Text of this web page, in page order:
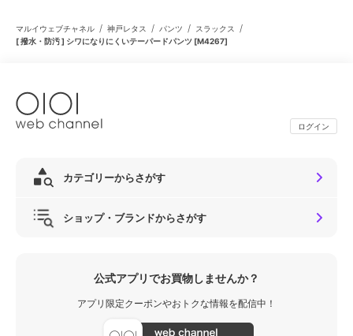
マルイウェブチャネル / 神戸レタス / パンツ / スラックス /
[ 撥水・防汚 ] シワになりにくいテーパードパンツ [M4267]
ログイン
カテゴリーからさがす
ショップ・ブランドからさがす
公式アプリでお買物しませんか？
アプリ限定クーポンやおトクな情報を配信中！